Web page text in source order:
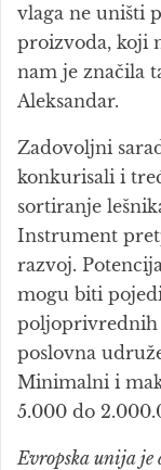
vlaga ne uništi
proizvoda, koji
nam je značila
Aleksandar.
Zadovoljni
konkurisali i
sortiranje
Instrument
razvoj.
mogu biti
poljoprivrednih
poslovna
Minimalni i
5.000 do
Evropska unija